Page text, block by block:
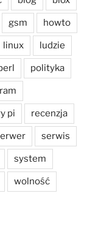
gsm howto
linux ludzie
polityka
pi recenzja
serwis
system
wolność